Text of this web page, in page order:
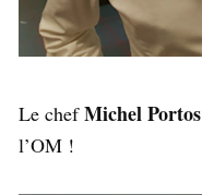
Le chefMichel Portos
l’OM !